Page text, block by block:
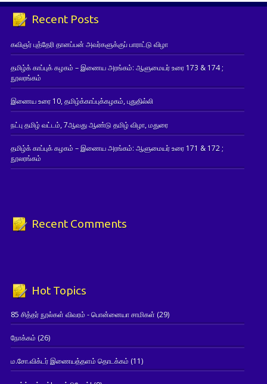
Recent Posts
கவிஞர் புத்தேரி தானப்பன் அவர்களுக்குப் பாராட்டு விழா
தமிழ்க் காப்புக் கழகம் – இணைய அரங்கம்: ஆளுமையர் உரை 173 & 174 ;
நூலரங்கம்
இணைய உரை 10, தமிழ்க்காப்புக்கழகம், புதுதில்லி
நட்பு தமிழ் வட்டம், 7ஆவது ஆண்டு தமிழ் விழா, மதுரை
தமிழ்க் காப்புக் கழகம் – இணைய அரங்கம்: ஆளுமையர் உரை 171 & 172 ;
நூலரங்கம்
Recent Comments
Hot Topics
85 சித்தர் நூல்கள் விவரம் - பொன்னையா சாமிகள் (29)
நோக்கம் (26)
ம.சோ.விக்டர் இணையத்தளம் தொடக்கம் (11)